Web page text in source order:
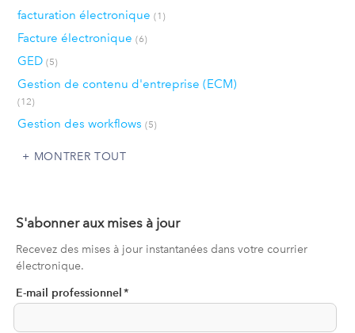
facturation électronique (1)
Facture électronique (6)
GED (5)
Gestion de contenu d'entreprise (ECM)
(12)
Gestion des workflows (5)
MONTRER TOUT
S'abonner aux mises à jour
Recevez des mises à jour instantanées dans votre courrier
électronique.
E-mail professionnel *